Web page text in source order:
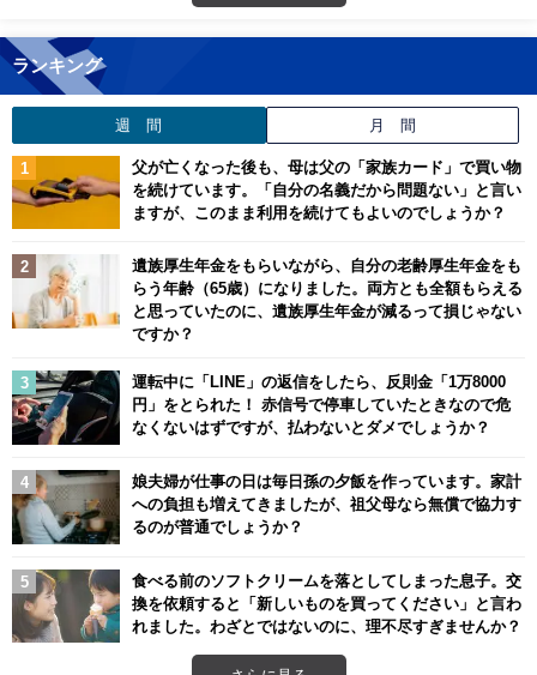
ランキング
週 間 月 間
父が亡くなった後も、母は父の「家族カード」で買い物
を続けています。「自分の名義だから問題ない」と言い
ますが、このまま利用を続けてもよいのでしょうか？
遺族厚生年金をもらいながら、自分の老齢厚生年金をも
らう年齢（65歳）になりました。両方とも全額もらえる
と思っていたのに、遺族厚生年金が減るって損じゃない
ですか？
運転中に「LINE」の返信をしたら、反則金「1万8000
円」をとられた！ 赤信号で停車していたときなので危
なくないはずですが、払わないとダメでしょうか？
娘夫婦が仕事の日は毎日孫の夕飯を作っています。家計
への負担も増えてきましたが、祖父母なら無償で協力す
るのが普通でしょうか？
食べる前のソフトクリームを落としてしまった息子。交
換を依頼すると「新しいものを買ってください」と言わ
れました。わざとではないのに、理不尽すぎませんか？